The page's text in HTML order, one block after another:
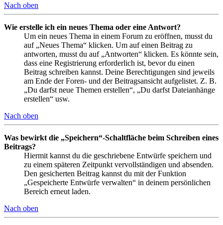
Nach oben
Wie erstelle ich ein neues Thema oder eine Antwort?
Um ein neues Thema in einem Forum zu eröffnen, musst du
auf „Neues Thema“ klicken. Um auf einen Beitrag zu
antworten, musst du auf „Antworten“ klicken. Es könnte sein,
dass eine Registrierung erforderlich ist, bevor du einen
Beitrag schreiben kannst. Deine Berechtigungen sind jeweils
am Ende der Foren- und der Beitragsansicht aufgelistet. Z. B.
„Du darfst neue Themen erstellen“, „Du darfst Dateianhänge
erstellen“ usw.
Nach oben
Was bewirkt die „Speichern“-Schaltfläche beim Schreiben eines
Beitrags?
Hiermit kannst du die geschriebene Entwürfe speichern und
zu einem späteren Zeitpunkt vervollständigen und absenden.
Den gesicherten Beitrag kannst du mit der Funktion
„Gespeicherte Entwürfe verwalten“ in deinem persönlichen
Bereich erneut laden.
Nach oben